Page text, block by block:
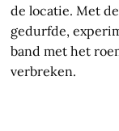
de locatie. Met
gedurfde,
band met het
verbreken.